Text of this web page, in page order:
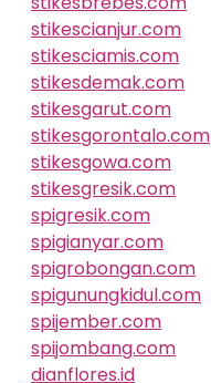
stikescianjur.com
stikesciamis.com
stikesdemak.com
stikesgarut.com
stikesgorontalo.com
stikesgowa.com
stikesgresik.com
spigresik.com
spigianyar.com
spigrobongan.com
spigunungkidul.com
spijember.com
spijombang.com
dianflores.id